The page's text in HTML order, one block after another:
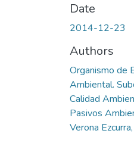
Date
2014-12-23
Authors
Organismo de
Ambiental.
Calidad
Pasivos
Verona